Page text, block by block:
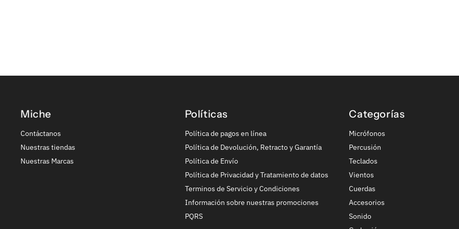
Miche
Contáctanos
Nuestras tiendas
Nuestras Marcas
Políticas
Política de pagos en línea
Política de Devolución, Retracto y Garantía
Política de Envío
Política de Privacidad y Tratamiento de datos
Terminos de Servicio y Condiciones
Información sobre nuestras promociones
PQRS
Categorías
Micrófonos
Percusión
Teclados
Vientos
Cuerdas
Accesorios
Sonido